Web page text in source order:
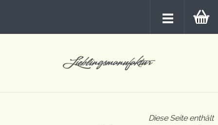
Diese Seite enthält